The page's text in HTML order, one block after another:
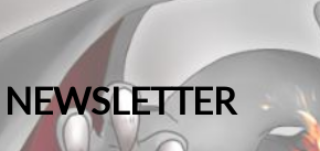
NEWSLETTER